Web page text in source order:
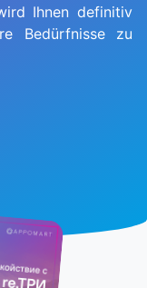
Ihnen definitiv
Bedürfnisse zu